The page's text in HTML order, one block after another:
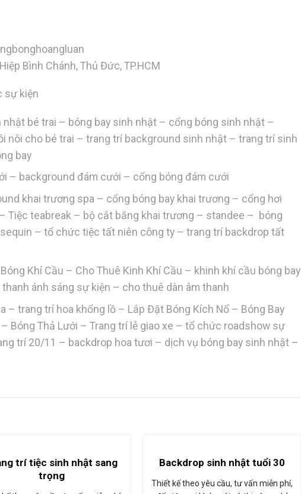
Bình Chánh, Thủ Đức, TP.HCM
sự kiện
bé trai – bóng bay sinh nhật – cổng bóng sinh nhật –
nôi cho bé trai – trang trí background sinh nhật – trang trí sinh
bay
– background đám cưới – cổng bóng đám cưới
khai trương spa – cổng bóng bay khai trương – cổng hơi
Tiệc teabreak – bộ cắt băng khai trương – standee – bóng
– tổ chức tiệc tất niên công ty – trang trí backdrop tất
Khí Cầu – Cho Thuê Kinh Khí Cầu – khinh khí cầu bóng bay
ánh sáng sự kiện – cho thuê dàn âm thanh
– trang trí hoa khổng lồ – Lắp Đặt Bóng Kích Nổ – Bóng Bay
Bóng Thả Lưới – Trang trí lễ giao xe – tổ chức roadshow sự
trí 20/11 – backdrop hoa tươi – dịch vụ bóng bay sinh nhật –
trí tiệc sinh nhật sang
trọng
Backdrop sinh nhật tuổi 30
Thiết kế theo yêu cầu, tư vấn miễn phí,